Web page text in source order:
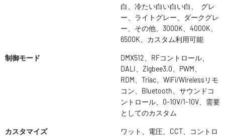
白、冷たい白い白い白、 グレ
ー、ライトグレー、ダークグレ
ー、その他、3000K、4000K、
6500K、カスタム利用可能
制御モード
DMX512、RFコントロール、
DALI、Zigbee3.0、PWM、
RDM、Triac、WiFi/Wirelessリモ
コン、Bluetooth、サウンドコ
ントロール、0-10V/1-10V、需要
としてのカスタム
カスタマイズ
ワット、電圧、CCT、コントロ